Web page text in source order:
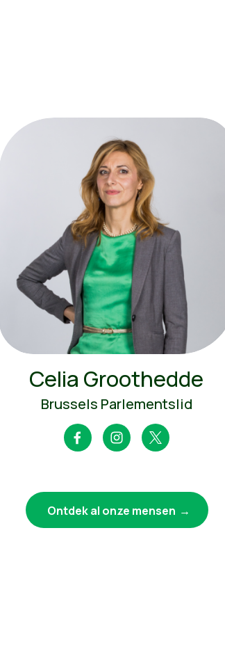
Celia Groothedde
Brussels Parlementslid
Ontdek al onze mensen